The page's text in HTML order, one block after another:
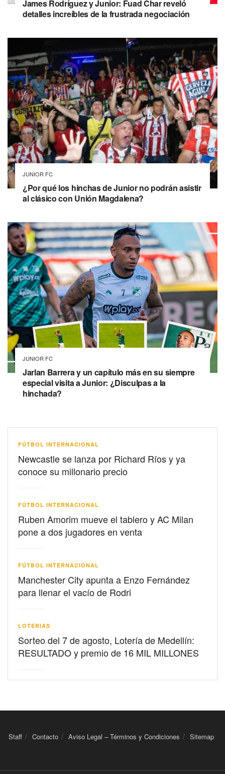
James Rodríguez y Junior: Fuad Char reveló
detalles increíbles de la frustrada negociación
JUNIOR FC
¿Por qué los hinchas de Junior no podrán asistir
al clásico con Unión Magdalena?
JUNIOR FC
Jarlan Barrera y un capítulo más en su siempre
especial visita a Junior: ¿Disculpas a la
hinchada?
FÚTBOL INTERNACIONAL
Newcastle se lanza por Richard Ríos y ya
conoce su millonario precio
FÚTBOL INTERNACIONAL
Ruben Amorim mueve el tablero y AC Milan
pone a dos jugadores en venta
FÚTBOL INTERNACIONAL
Manchester City apunta a Enzo Fernández
para llenar el vacío de Rodri
LOTERIAS
Sorteo del 7 de agosto, Lotería de Medellín:
RESULTADO y premio de 16 MIL MILLONES
Staff Contacto Aviso Legal – Términos y Condiciones Sitemap